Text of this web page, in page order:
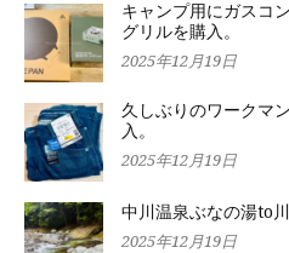
キャンプ用にガスコ
グリルを購入。
2025年12月19日
久しぶりのワークマ
入。
2025年12月19日
中川温泉ぶなの湯to川
2025年12月19日